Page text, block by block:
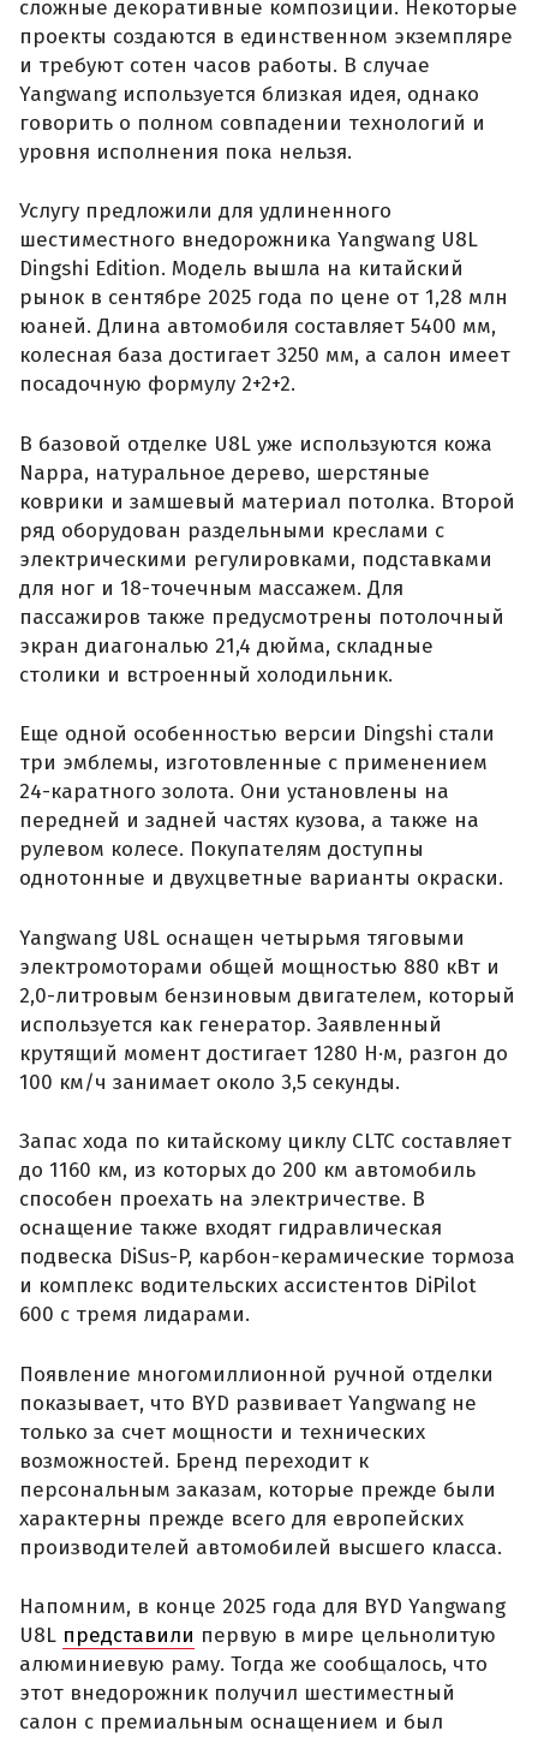
сложные декоративные композиции. Некоторые
проекты создаются в единственном экземпляре
и требуют сотен часов работы. В случае
Yangwang используется близкая идея, однако
говорить о полном совпадении технологий и
уровня исполнения пока нельзя.
Услугу предложили для удлиненного
шестиместного внедорожника Yangwang U8L
Dingshi Edition. Модель вышла на китайский
рынок в сентябре 2025 года по цене от 1,28 млн
юаней. Длина автомобиля составляет 5400 мм,
колесная база достигает 3250 мм, а салон имеет
посадочную формулу 2+2+2.
В базовой отделке U8L уже используются кожа
Nappa, натуральное дерево, шерстяные
коврики и замшевый материал потолка. Второй
ряд оборудован раздельными креслами с
электрическими регулировками, подставками
для ног и 18-точечным массажем. Для
пассажиров также предусмотрены потолочный
экран диагональю 21,4 дюйма, складные
столики и встроенный холодильник.
Еще одной особенностью версии Dingshi стали
три эмблемы, изготовленные с применением
24-каратного золота. Они установлены на
передней и задней частях кузова, а также на
рулевом колесе. Покупателям доступны
однотонные и двухцветные варианты окраски.
Yangwang U8L оснащен четырьмя тяговыми
электромоторами общей мощностью 880 кВт и
2,0-литровым бензиновым двигателем, который
используется как генератор. Заявленный
крутящий момент достигает 1280 Н·м, разгон до
100 км/ч занимает около 3,5 секунды.
Запас хода по китайскому циклу CLTC составляет
до 1160 км, из которых до 200 км автомобиль
способен проехать на электричестве. В
оснащение также входят гидравлическая
подвеска DiSus-P, карбон-керамические тормоза
и комплекс водительских ассистентов DiPilot
600 с тремя лидарами.
Появление многомиллионной ручной отделки
показывает, что BYD развивает Yangwang не
только за счет мощности и технических
возможностей. Бренд переходит к
персональным заказам, которые прежде были
характерны прежде всего для европейских
производителей автомобилей высшего класса.
Напомним, в конце 2025 года для BYD Yangwang
U8L представили первую в мире цельнолитую
алюминиевую раму. Тогда же сообщалось, что
этот внедорожник получил шестиместный
салон с премиальным оснащением и был